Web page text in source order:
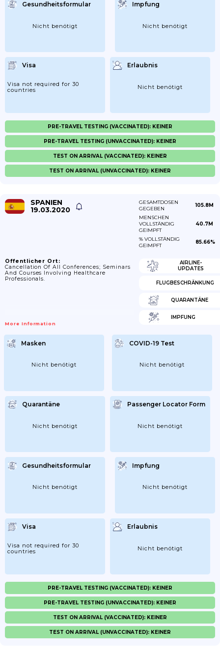
Gesundheitsformular
Nicht benötigt
Impfung
Nicht benötigt
Visa
Visa not required for 30
countries
Erlaubnis
Nicht benötigt
PRE-TRAVEL TESTING (VACCINATED): KEINER
PRE-TRAVEL TESTING (UNVACCINATED): KEINER
TEST ON ARRIVAL (VACCINATED): KEINER
TEST ON ARRIVAL (UNVACCINATED): KEINER
SPANIEN
19.03.2020
GESAMTDOSEN
GEGEBEN
105.8M
MENSCHEN
VOLLSTÄNDIG
GEIMPFT
40.7M
% VOLLSTÄNDIG
GEIMPFT
85.66%
Öffentlicher Ort:
Cancellation Of All Conferences; Seminars
And Courses Involving Healthcare
Professionals.
More Information
AIRLINE-
UPDATES
FLUGBESCHRÄNKUNG
QUARANTÄNE
IMPFUNG
Masken
Nicht benötigt
COVID-19 Test
Nicht benötigt
Quarantäne
Nicht benötigt
Passenger Locator Form
Nicht benötigt
Gesundheitsformular
Nicht benötigt
Impfung
Nicht benötigt
Visa
Visa not required for 30
countries
Erlaubnis
Nicht benötigt
PRE-TRAVEL TESTING (VACCINATED): KEINER
PRE-TRAVEL TESTING (UNVACCINATED): KEINER
TEST ON ARRIVAL (VACCINATED): KEINER
TEST ON ARRIVAL (UNVACCINATED): KEINER